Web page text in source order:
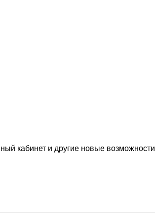
кабинет и другие новые возможности